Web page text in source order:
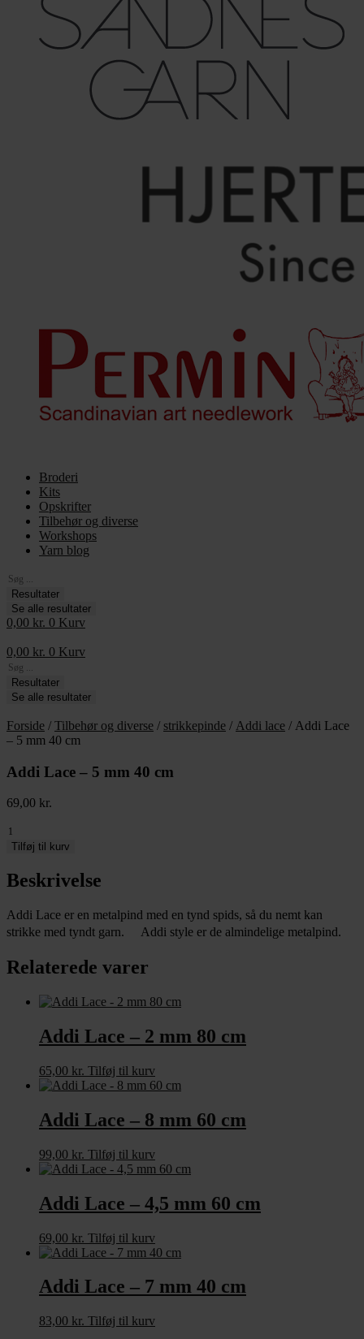
Broderi
Kits
Opskrifter
Tilbehør og diverse
Workshops
Yarn blog
Search
...Resultater
Se alle resultater
0,00 kr. 0 Kurv
0,00 kr. 0 Kurv
Search
...Resultater
Se alle resultater
Forside / Tilbehør og diverse / strikkepinde / Addi lace / Addi Lace
– 5 mm 40 cm
Addi Lace – 5 mm 40 cm
69,00 kr.
Addi
Lace
5
mm
cm
antal
Tilføj til kurv
Beskrivelse
Addi Lace er en metalpind med en tynd spids, så du nemt kan
strikke med tyndt garn. Addi style er de almindelige metalpind.
Relaterede varer
Addi Lace – 2 mm 80 cm
65,00 kr. Tilføj til kurv
Addi Lace – 8 mm 60 cm
99,00 kr. Tilføj til kurv
Addi Lace – 4,5 mm 60 cm
69,00 kr. Tilføj til kurv
Addi Lace – 7 mm 40 cm
83,00 kr. Tilføj til kurv